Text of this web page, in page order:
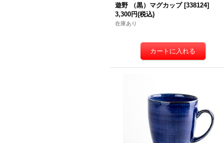
遊野 （黒）マグカップ [338124]
3,300円(税込)
在庫あり